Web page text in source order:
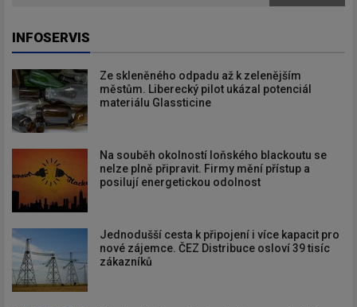
INFOSERVIS
Ze skleněného odpadu až k zelenějším
městům. Liberecký pilot ukázal potenciál
materiálu Glassticine
Na souběh okolností loňského blackoutu se
nelze plně připravit. Firmy mění přístup a
posilují energetickou odolnost
Jednodušší cesta k připojení i více kapacit pro
nové zájemce. ČEZ Distribuce osloví 39 tisíc
zákazníků